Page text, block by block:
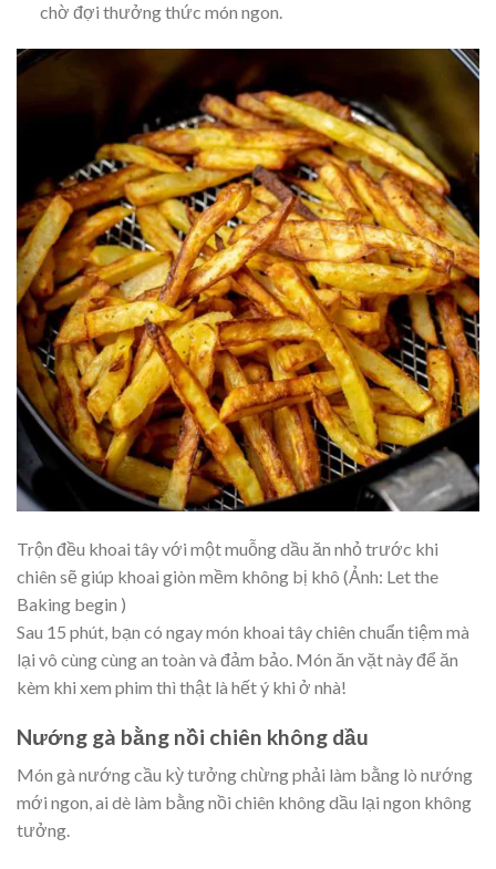
chờ đợi thưởng thức món ngon.
Trộn đều khoai tây với một muỗng dầu ăn nhỏ trước khi
chiên sẽ giúp khoai giòn mềm không bị khô (Ảnh: Let the
Baking begin )
Sau 15 phút, bạn có ngay món khoai tây chiên chuẩn tiệm mà
lại vô cùng cùng an toàn và đảm bảo. Món ăn vặt này để ăn
kèm khi xem phim thì thật là hết ý khi ở nhà!
Nướng gà bằng nồi chiên không dầu
Món gà nướng cầu kỳ tưởng chừng phải làm bằng lò nướng
mới ngon, ai dè làm bằng nồi chiên không dầu lại ngon không
tưởng.